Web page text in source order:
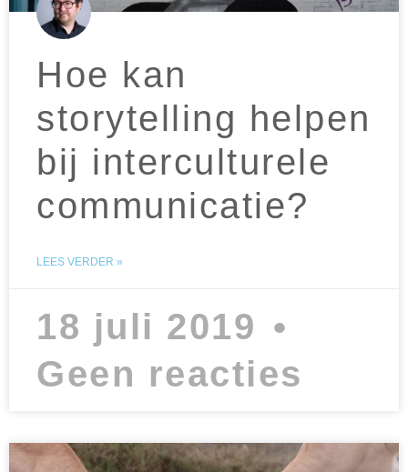
Hoe kan
storytelling helpen
bij interculturele
communicatie?
LEES VERDER »
18 juli 2019
Geen reacties